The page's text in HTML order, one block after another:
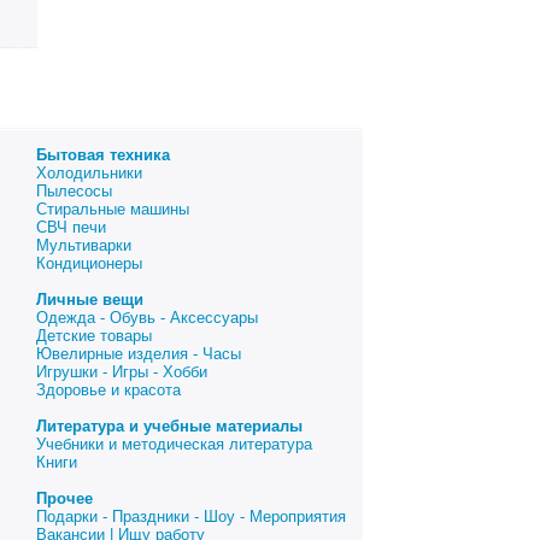
Бытовая техника
Холодильники
Пылесосы
Стиральные машины
СВЧ печи
Мультиварки
Кондиционеры
Личные вещи
Одежда - Обувь - Аксессуары
Детские товары
Ювелирные изделия - Часы
Игрушки - Игры - Хобби
Здоровье и красота
Литература и учебные материалы
Учебники и методическая литература
Книги
Прочее
Подарки - Праздники - Шоу - Мероприятия
Вакансии | Ищу работу